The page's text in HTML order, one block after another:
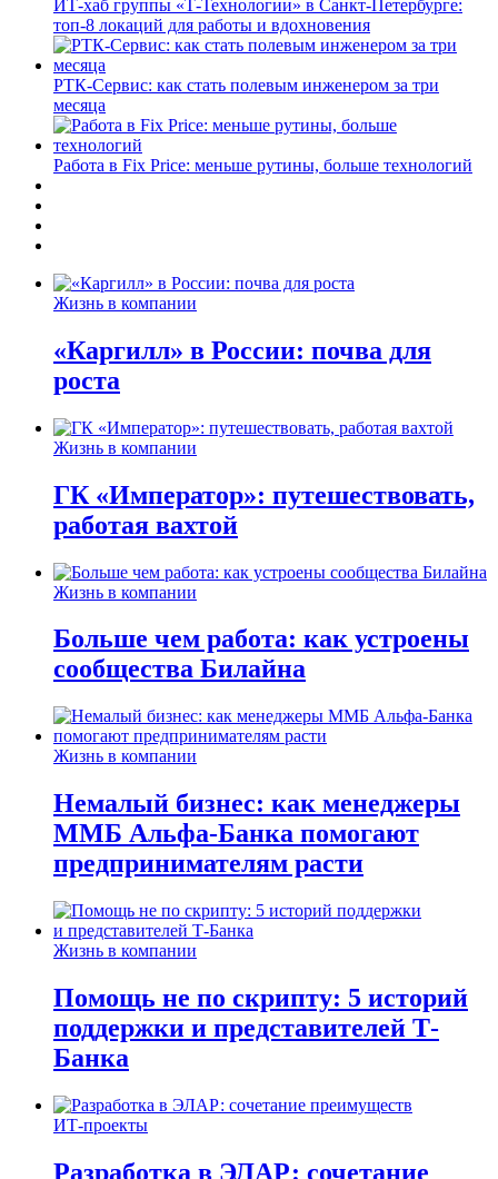
ИТ-хаб группы «Т-Технологии» в Санкт-Петербурге:
топ-8 локаций для работы и вдохновения
РТК-Сервис: как стать полевым инженером за три
месяца
Работа в Fix Price: меньше рутины, больше технологий
Жизнь в компании
«Каргилл» в России: почва для
роста
Жизнь в компании
ГК «Император»: путешествовать,
работая вахтой
Жизнь в компании
Больше чем работа: как устроены
сообщества Билайна
Жизнь в компании
Немалый бизнес: как менеджеры
ММБ Альфа-Банка помогают
предпринимателям расти
Жизнь в компании
Помощь не по скрипту: 5 историй
поддержки и представителей Т-
Банка
ИТ-проекты
Разработка в ЭЛАР: сочетание